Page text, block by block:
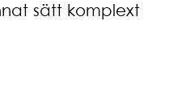
sätt komplext